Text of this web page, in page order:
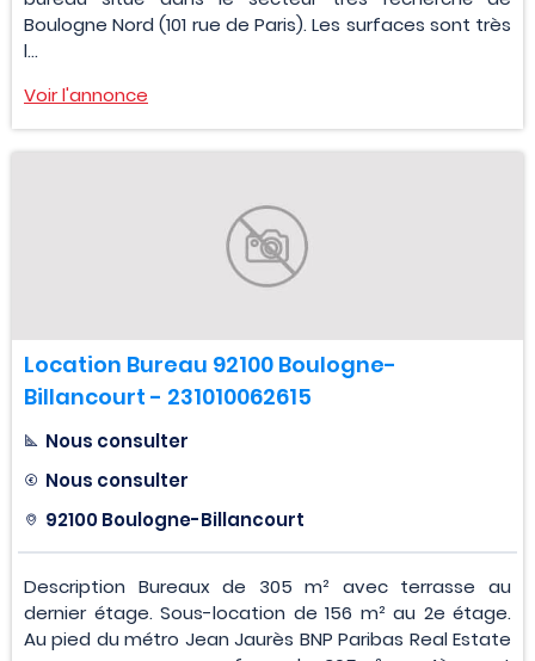
Boulogne Nord (101 rue de Paris). Les surfaces sont très
l...
Voir l'annonce
Location Bureau 92100 Boulogne-
Billancourt - 231010062615
Nous consulter
Nous consulter
92100 Boulogne-Billancourt
Description Bureaux de 305 m² avec terrasse au
dernier étage. Sous-location de 156 m² au 2e étage.
Au pied du métro Jean Jaurès BNP Paribas Real Estate